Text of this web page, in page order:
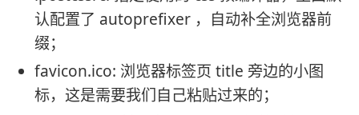
认配置了 autoprefixer ，自动补全浏览器前
缀；
favicon.ico: 浏览器标签页 title 旁边的小图
标，这是需要我们自己粘贴过来的；